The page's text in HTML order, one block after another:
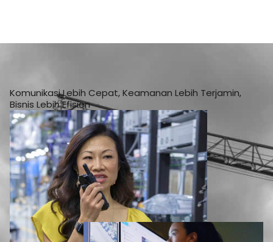
Komunikasi Lebih Cepat, Keamanan Lebih Terjamin,
Bisnis Lebih Efisien